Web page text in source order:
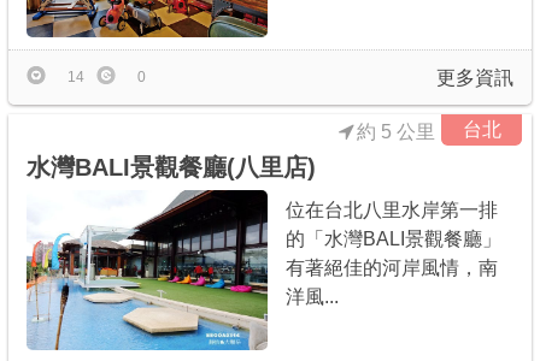
更多資訊
14 0
台北
水灣BALI景觀餐廳(八里店)
約 5 公里
位在台北八里水岸第一排
的「水灣BALI景觀餐廳」
有著絕佳的河岸風情，南
洋風...